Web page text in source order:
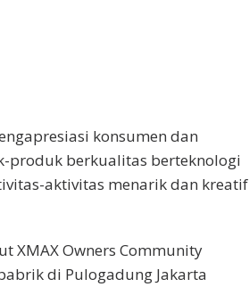
konsumen dan
produk berkualitas berteknologi
aktivitas menarik dan kreatif
XMAX Owners Community
di Pulogadung Jakarta